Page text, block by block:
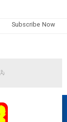
Subscribe Now